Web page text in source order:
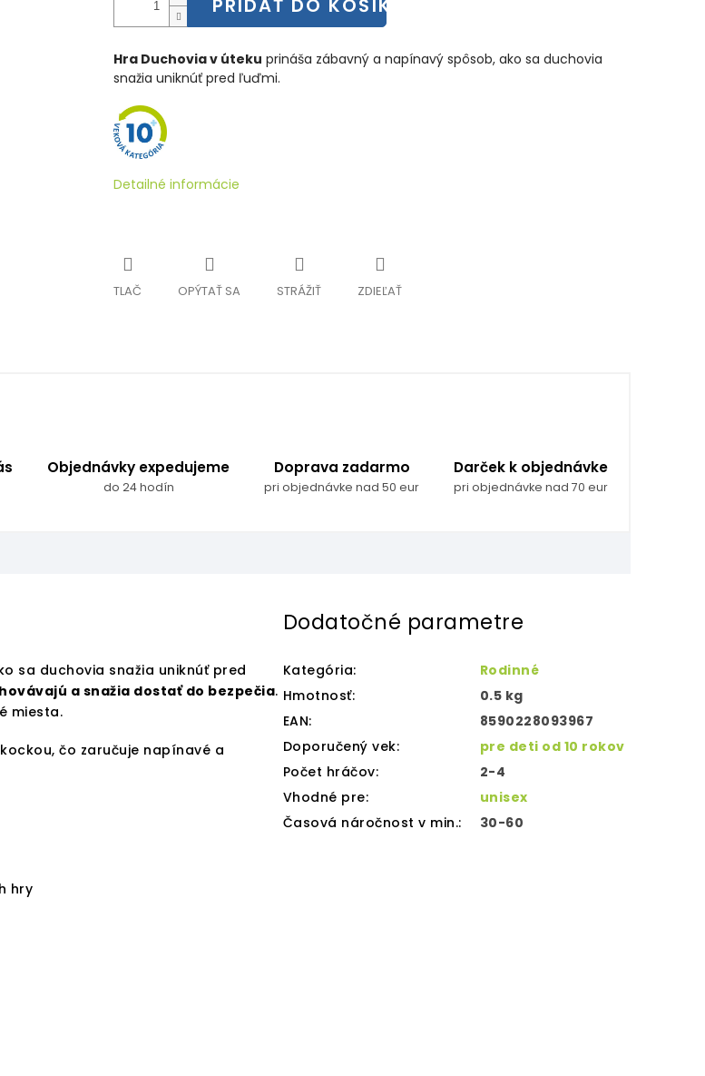
PRIDAŤ DO KOŠÍKA
Hra Duchovia v úteku prináša zábavný a napínavý spôsob, ako sa duchovia
snažia uniknúť pred ľuďmi.
Detailné informácie
TLAČ OPÝTAŤ SA STRÁŽIŤ ZDIEĽAŤ
Objednávky expedujeme
do 24 hodín
Doprava zadarmo
pri objednávke nad 50 eur
Darček k objednávke
pri objednávke nad 70 eur
sa duchovia snažia uniknúť pred
a snažia dostať do bezpečia.
miesta.
čo zaručuje napínavé a
hry
Dodatočné parametre
Kategória:
Rodinné
Hmotnosť:
0.5 kg
EAN:
8590228093967
Doporučený vek:
pre deti od 10 rokov
Počet hráčov:
2-4
Vhodné pre:
unisex
Časová náročnost v min.: 30-60